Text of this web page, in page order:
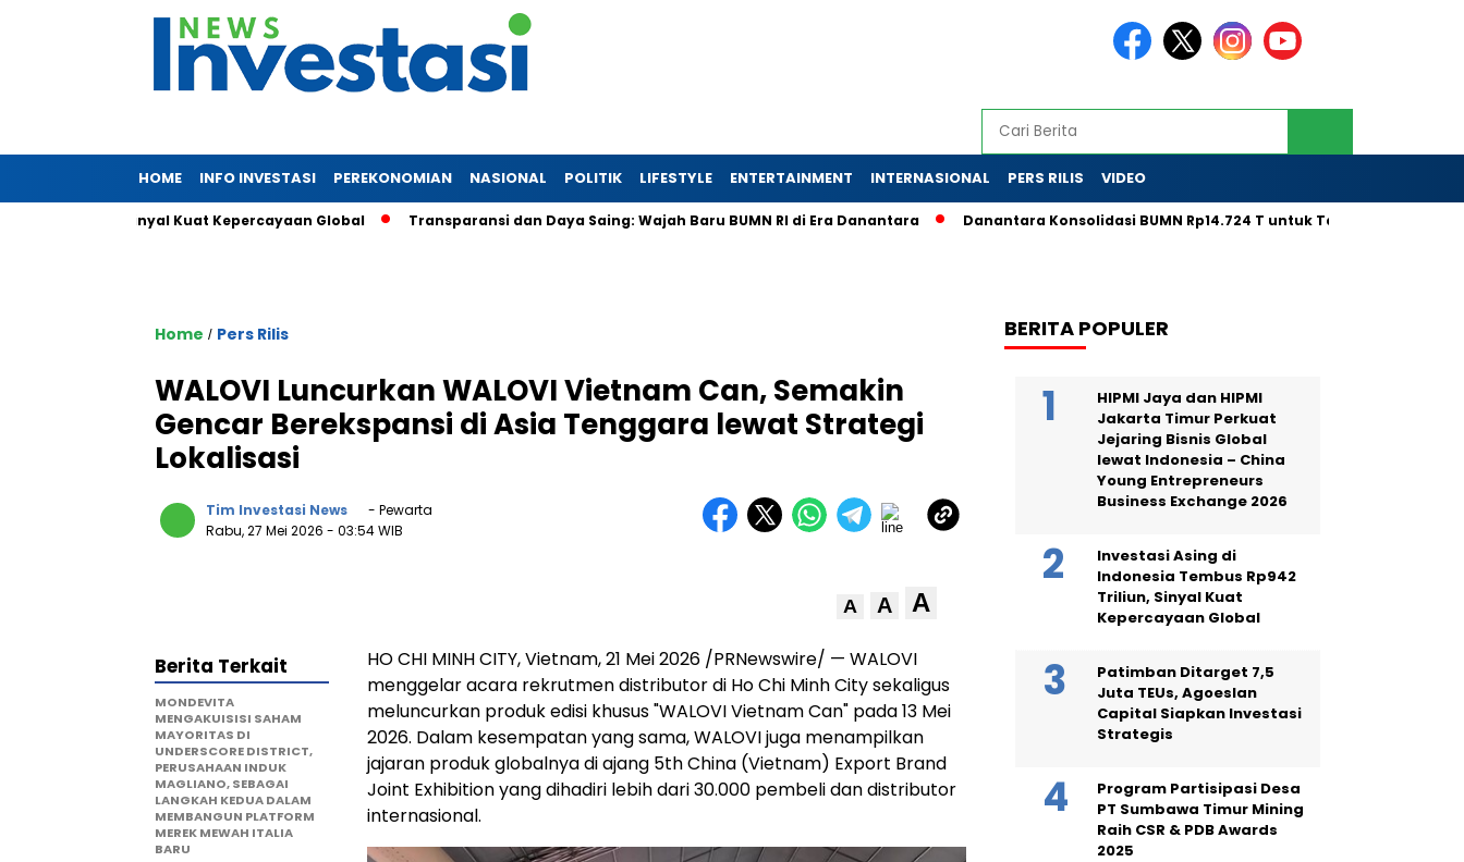
HOME INFO INVESTASI PEREKONOMIAN NASIONAL POLITIK LIFESTYLE ENTERTAINMENT INTERNASIONAL PERS RILIS VIDEO
Triliun, Sinyal Kuat Kepercayaan Global Transparansi dan Daya Saing: Wajah Baru BUMN RI di Era Danantara Danantara Konsolidasi BUMN Rp14.724 T untuk Tarik Modal Global
Home / Pers Rilis
WALOVI Luncurkan WALOVI Vietnam Can, Semakin
Gencar Berekspansi di Asia Tenggara lewat Strategi
Lokalisasi
Tim Investasi News
- Pewarta
Rabu, 27 Mei 2026 - 03:54 WIB
A A A
HO CHI MINH CITY, Vietnam, 21 Mei 2026 /PRNewswire/ — WALOVI
menggelar acara rekrutmen distributor di Ho Chi Minh City sekaligus
meluncurkan produk edisi khusus "WALOVI Vietnam Can" pada 13 Mei
2026. Dalam kesempatan yang sama, WALOVI juga menampilkan
jajaran produk globalnya di ajang 5th China (Vietnam) Export Brand
Joint Exhibition yang dihadiri lebih dari 30.000 pembeli dan distributor
internasional.
Berita Terkait
MONDEVITA
MENGAKUISISI SAHAM
MAYORITAS DI
UNDERSCORE DISTRICT,
PERUSAHAAN INDUK
MAGLIANO, SEBAGAI
LANGKAH KEDUA DALAM
MEMBANGUN PLATFORM
MEREK MEWAH ITALIA
BARU
BERITA POPULER
HIPMI Jaya dan HIPMI
Jakarta Timur Perkuat
Jejaring Bisnis Global
lewat Indonesia – China
Young Entrepreneurs
Business Exchange 2026
Investasi Asing di
Indonesia Tembus Rp942
Triliun, Sinyal Kuat
Kepercayaan Global
Patimban Ditarget 7,5
Juta TEUs, Agoeslan
Capital Siapkan Investasi
Strategis
Program Partisipasi Desa
PT Sumbawa Timur Mining
Raih CSR & PDB Awards
2025